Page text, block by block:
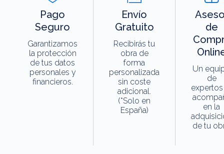
Pago
Seguro
Garantizamos
la protección
de tus datos
personales y
financieros.
Envío
Gratuito
Recibirás tu
obra de
forma
personalizada
sin coste
adicional.
(*Solo en
España)
de
Un
de
en la
de tu